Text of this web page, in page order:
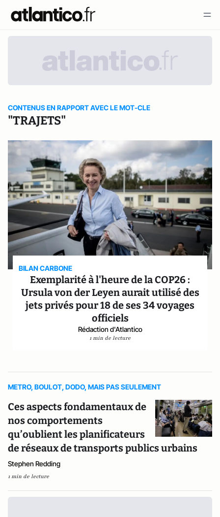
CONTENUS EN RAPPORT AVEC LE MOT-CLE
"TRAJETS"
BILAN CARBONE
Exemplarité à l'heure de la COP26 :
Ursula von der Leyen aurait utilisé des
jets privés pour 18 de ses 34 voyages
officiels
Rédaction d'Atlantico
1 min de lecture
METRO, BOULOT, DODO, MAIS PAS SEULEMENT
Ces aspects fondamentaux de
nos comportements
qu’oublient les planificateurs
de réseaux de transports publics urbains
Stephen Redding
1 min de lecture